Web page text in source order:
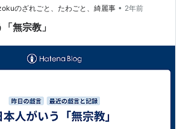
のざれごと、たわごと、綺麗事 • 2年前
無宗教」